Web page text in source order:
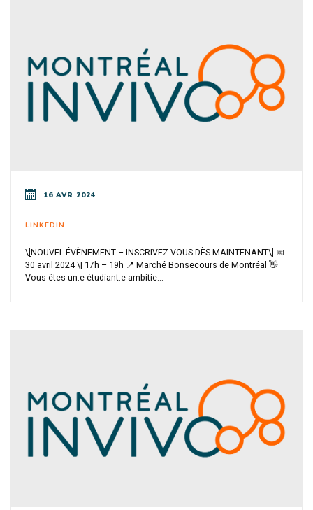
16 AVR 2024
LINKEDIN
\[NOUVEL ÉVÈNEMENT – INSCRIVEZ-VOUS DÈS MAINTENANT\] 📅
30 avril 2024 \| 17h – 19h 📍 Marché Bonsecours de Montréal 👋
Vous êtes un.e étudiant.e ambitie...